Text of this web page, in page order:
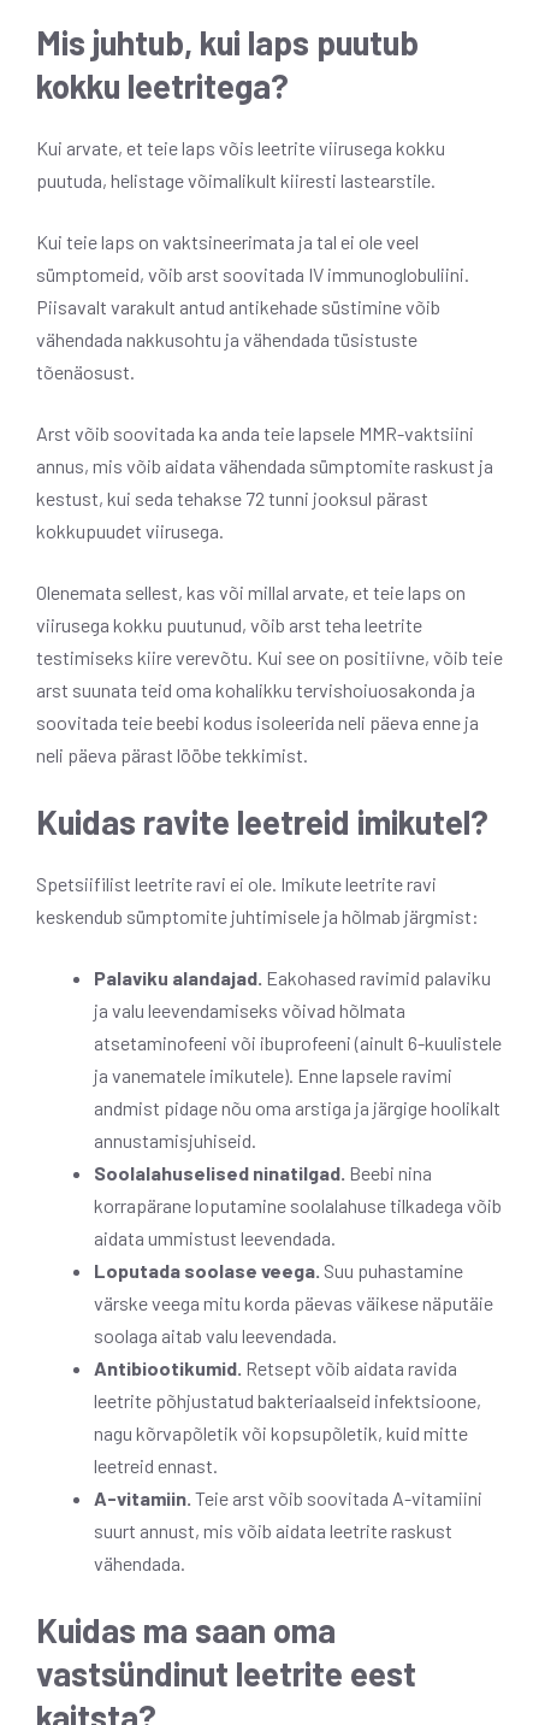
Mis juhtub, kui laps puutub
kokku leetritega?
Kui arvate, et teie laps võis leetrite viirusega kokku
puutuda, helistage võimalikult kiiresti lastearstile.
Kui teie laps on vaktsineerimata ja tal ei ole veel
sümptomeid, võib arst soovitada IV immunoglobuliini.
Piisavalt varakult antud antikehade süstimine võib
vähendada nakkusohtu ja vähendada tüsistuste
tõenäosust.
Arst võib soovitada ka anda teie lapsele MMR-vaktsiini
annus, mis võib aidata vähendada sümptomite raskust ja
kestust, kui seda tehakse 72 tunni jooksul pärast
kokkupuudet viirusega.
Olenemata sellest, kas või millal arvate, et teie laps on
viirusega kokku puutunud, võib arst teha leetrite
testimiseks kiire verevõtu. Kui see on positiivne, võib teie
arst suunata teid oma kohalikku tervishoiuosakonda ja
soovitada teie beebi kodus isoleerida neli päeva enne ja
neli päeva pärast lööbe tekkimist.
Kuidas ravite leetreid imikutel?
Spetsiifilist leetrite ravi ei ole. Imikute leetrite ravi
keskendub sümptomite juhtimisele ja hõlmab järgmist:
Palaviku alandajad. Eakohased ravimid palaviku
ja valu leevendamiseks võivad hõlmata
atsetaminofeeni või ibuprofeeni (ainult 6-kuulistele
ja vanematele imikutele). Enne lapsele ravimi
andmist pidage nõu oma arstiga ja järgige hoolikalt
annustamisjuhiseid.
Soolalahuselised ninatilgad. Beebi nina
korrapärane loputamine soolalahuse tilkadega võib
aidata ummistust leevendada.
Loputada soolase veega. Suu puhastamine
värske veega mitu korda päevas väikese näputäie
soolaga aitab valu leevendada.
Antibiootikumid. Retsept võib aidata ravida
leetrite põhjustatud bakteriaalseid infektsioone,
nagu kõrvapõletik või kopsupõletik, kuid mitte
leetreid ennast.
A-vitamiin. Teie arst võib soovitada A-vitamiini
suurt annust, mis võib aidata leetrite raskust
vähendada.
Kuidas ma saan oma
vastsündinut leetrite eest
kaitsta?